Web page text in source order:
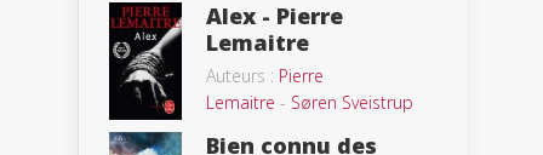
Alex - Pierre
Lemaitre
Auteurs : Pierre
Lemaitre - Søren Sveistrup
Bien connu des